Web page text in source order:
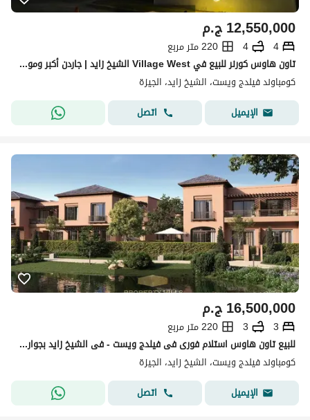
ج.م12,550,000
4
4
220 متر مربع
تاون هاوس كورنر للبيع في Village West الشيخ زايد | جاردن أكبر وموقع مميز
كومباوند فيلدج ويست، الشيخ زايد، الجيزة
الإيميل
اتصل
ج.م16,500,000
3
3
220 متر مربع
للبيع تاون هاوس استلام فورى فى فيلدج ويست - فى الشيخ زايد بجوار اعمار
كومباوند فيلدج ويست، الشيخ زايد، الجيزة
الإيميل
اتصل